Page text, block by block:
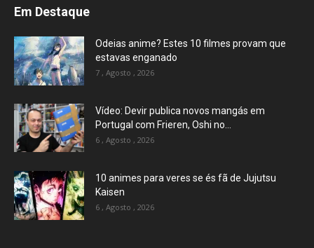
Em Destaque
Odeias anime? Estes 10 filmes provam que
estavas enganado
7 , Agosto , 2026
Vídeo: Devir publica novos mangás em
Portugal com Frieren, Oshi no...
6 , Agosto , 2026
10 animes para veres se és fã de Jujutsu
Kaisen
6 , Agosto , 2026